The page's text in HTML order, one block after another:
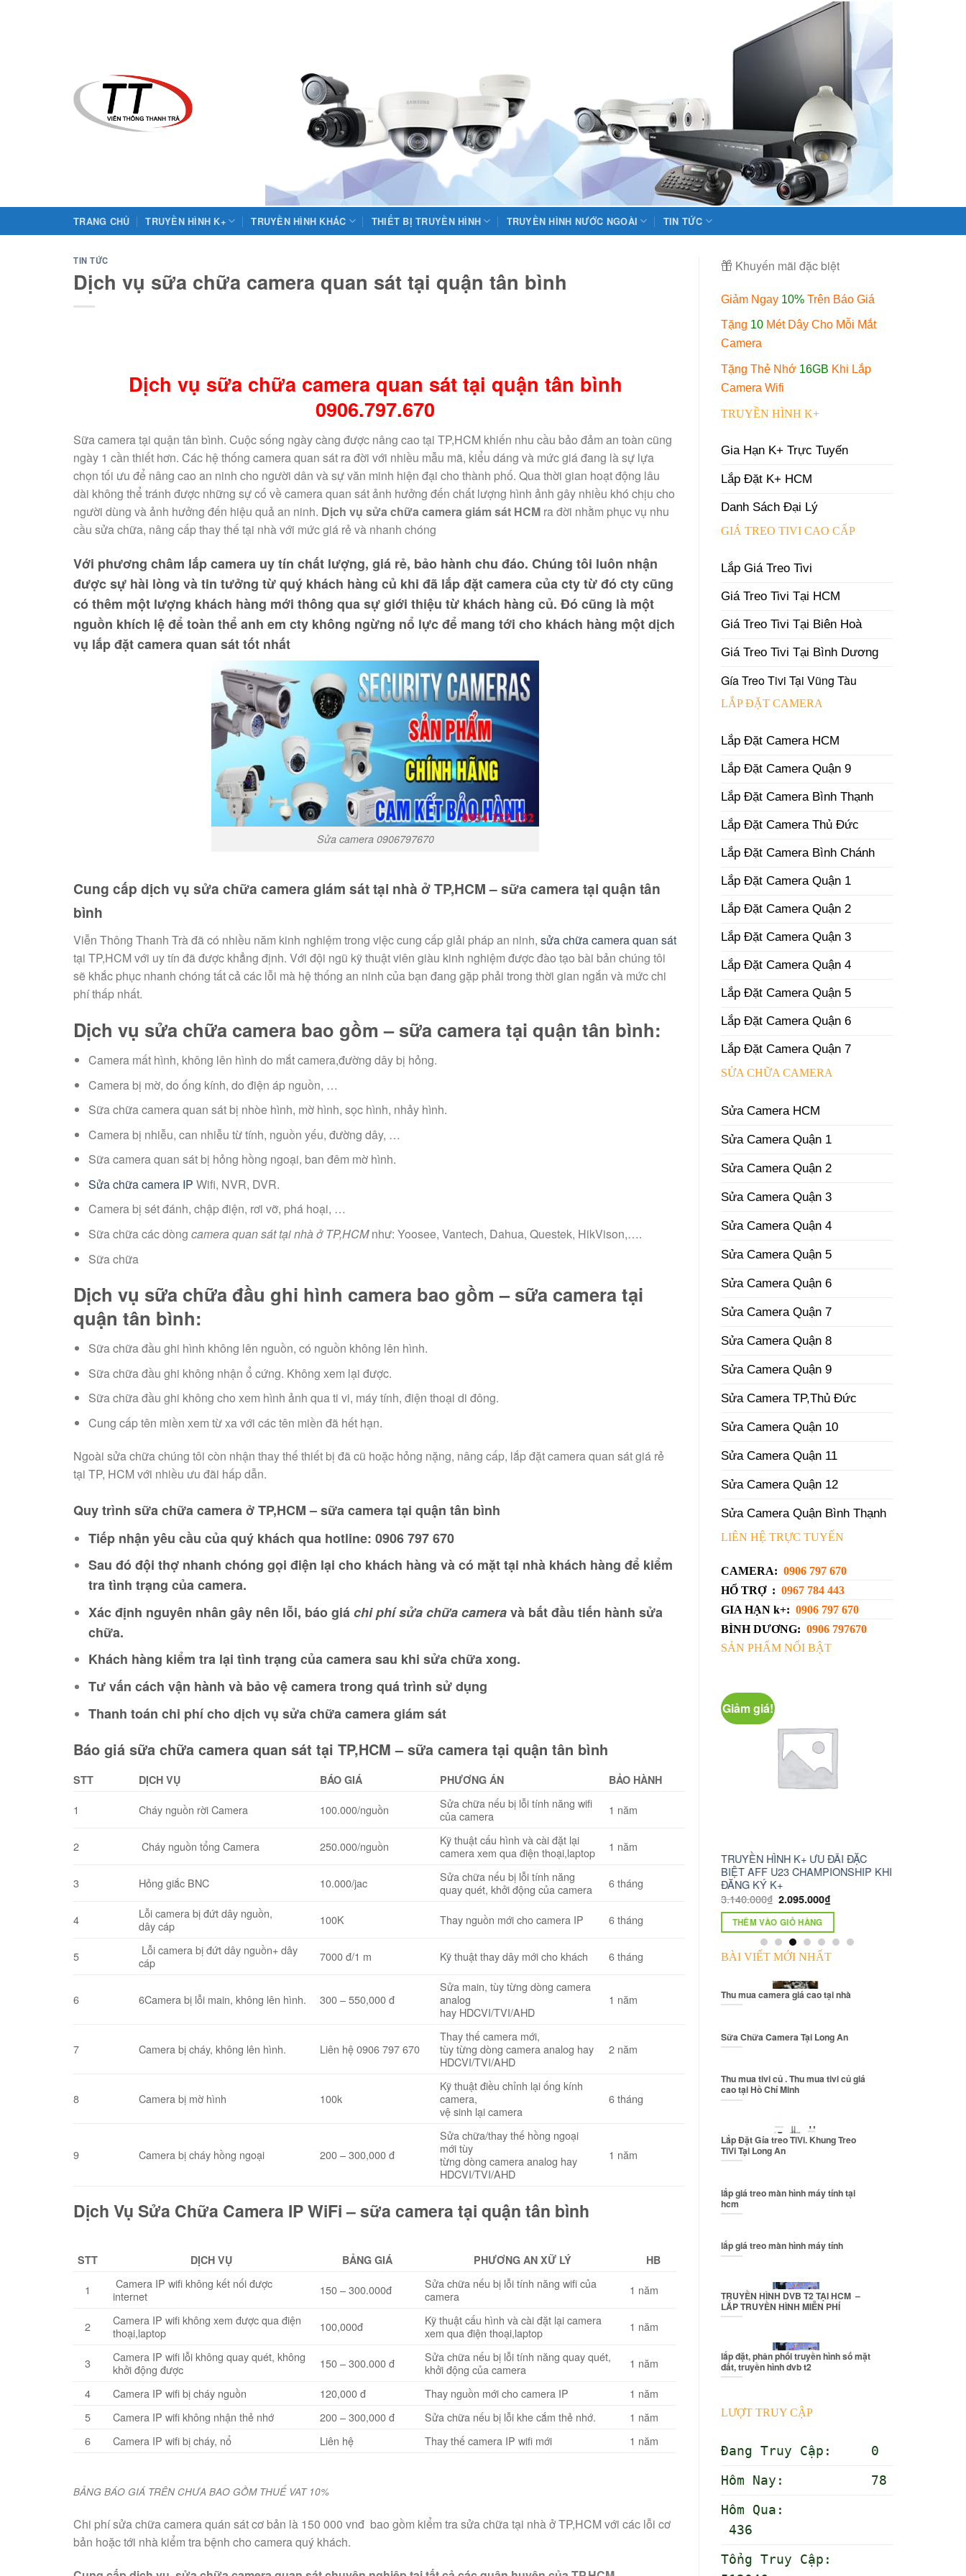
TRANG CHỦ TRUYỀN HÌNH K+ TRUYỀN HÌNH KHÁC THIẾT BỊ TRUYỀN HÌNH TRUYỀN HÌNH NƯỚC NGOÀI TIN TỨC
TIN TỨC
Dịch vụ sữa chữa camera quan sát tại quận tân bình
Dịch vụ sữa chữa camera quan sát tại quận tân bình
0906.797.670
Sữa camera tại quận tân bình. Cuộc sống ngày càng được nâng cao tại TP,HCM khiến nhu cầu bảo đảm an toàn cũng
ngày 1 cần thiết hơn. Các hệ thống camera quan sát ra đời với nhiều mẫu mã, kiểu dáng và mức giá đang là sự lựa
chọn tối ưu để nâng cao an ninh cho người dân và sự văn minh hiện đại cho thành phố. Qua thời gian hoạt động lâu
dài không thể tránh được những sự cố về camera quan sát ảnh hưởng đến chất lượng hình ảnh gây nhiều khó chịu cho
người dùng và ảnh hưởng đến hiệu quả an ninh. Dịch vụ sửa chữa camera giám sát HCM ra đời nhằm phục vụ nhu
cầu sửa chữa, nâng cấp thay thế tại nhà với mức giá rẻ và nhanh chóng
Với phương châm lắp camera uy tín chất lượng, giá rẻ, bảo hành chu đáo. Chúng tôi luôn nhận
được sự hài lòng và tin tưởng từ quý khách hàng củ khi đã lắp đặt camera của cty từ đó cty cũng
có thêm một lượng khách hàng mới thông qua sự giới thiệu từ khách hàng củ. Đó cũng là một
nguồn khích lệ để toàn thể anh em cty không ngừng nổ lực để mang tới cho khách hàng một dịch
vụ lắp đặt camera quan sát tốt nhất
Sửa camera 0906797670
Cung cấp dịch vụ sửa chữa camera giám sát tại nhà ở TP,HCM – sữa camera tại quận tân
bình
Viễn Thông Thanh Trà đã có nhiều năm kinh nghiệm trong việc cung cấp giải pháp an ninh, sửa chữa camera quan sát
tại TP,HCM với uy tín đã được khẳng định. Với đội ngũ kỹ thuật viên giàu kinh nghiệm được đào tạo bài bản chúng tôi
sẽ khắc phục nhanh chóng tất cả các lỗi mà hệ thống an ninh của bạn đang gặp phải trong thời gian ngắn và mức chi
phí thấp nhất.
Dịch vụ sửa chữa camera bao gồm – sữa camera tại quận tân bình:
Camera mất hình, không lên hình do mắt camera,đường dây bị hỏng.
Camera bị mờ, do ống kính, do điện áp nguồn, …
Sữa chữa camera quan sát bị nhòe hình, mờ hình, sọc hình, nhảy hình.
Camera bị nhiễu, can nhiễu từ tính, nguồn yếu, đường dây, …
Sữa camera quan sát bị hỏng hồng ngoại, ban đêm mờ hình.
Sửa chữa camera IP Wifi, NVR, DVR.
Camera bị sét đánh, chập điện, rơi vỡ, phá hoại, …
Sữa chữa các dòng camera quan sát tại nhà ở TP,HCMnhư: Yoosee, Vantech, Dahua, Questek, HikVison,….
Sữa chữa
Dịch vụ sữa chữa đầu ghi hình camera bao gồm – sữa camera tại
quận tân bình:
Sữa chữa đầu ghi hình không lên nguồn, có nguồn không lên hình.
Sữa chữa đầu ghi không nhận ổ cứng. Không xem lại được.
Sữa chữa đầu ghi không cho xem hình ảnh qua ti vi, máy tính, điện thoại di đông.
Cung cấp tên miền xem từ xa với các tên miền đã hết hạn.
Ngoài sửa chữa chúng tôi còn nhận thay thế thiết bị đã cũ hoặc hỏng nặng, nâng cấp, lắp đặt camera quan sát giá rẻ
tại TP, HCM với nhiều ưu đãi hấp dẫn.
Quy trình sữa chữa camera ở TP,HCM – sữa camera tại quận tân bình
Tiếp nhận yêu cầu của quý khách qua hotline: 0906 797 670
Sau đó đội thợ nhanh chóng gọi điện lại cho khách hàng và có mặt tại nhà khách hàng để kiểm
tra tình trạng của camera.
Xác định nguyên nhân gây nên lỗi, báo giáchi phí sửa chữa cameravà bắt đầu tiến hành sửa
chữa.
Khách hàng kiểm tra lại tình trạng của camera sau khi sửa chữa xong.
Tư vấn cách vận hành và bảo vệ camera trong quá trình sử dụng
Thanh toán chi phí cho dịch vụ sửa chữa camera giám sát
Báo giá sữa chữa camera quan sát tại TP,HCM – sữa camera tại quận tân bình
STT DỊCH VỤ BÁO GIÁ PHƯƠNG ÁN BẢO HÀNH
1 Cháy nguồn rời Camera 100.000/nguồn
Sửa chữa nếu bị lỗi tính năng wifi
của camera
1 năm
2 Cháy nguồn tổng Camera 250.000/nguồn
Kỹ thuật cấu hình và cài đặt lại
camera xem qua điện thoại,laptop
1 năm
3 Hỏng giắc BNC 10.000/jac
Sửa chữa nếu bị lỗi tính năng
quay quét, khởi động của camera
6 tháng
4
Lỗi camera bị đứt dây nguồn,
dây cáp
100K Thay nguồn mới cho camera IP 6 tháng
5
Lỗi camera bị đứt dây nguồn+ dây
cáp
7000 đ/1 m Kỹ thuật thay dây mới cho khách 6 tháng
6 6Camera bị lỗi main, không lên hình. 300 – 550,000 đ
Sửa main, tùy từng dòng camera
analog
hay HDCVI/TVI/AHD
1 năm
7 Camera bị cháy, không lên hình. Liên hệ 0906 797 670
Thay thế camera mới,
tùy từng dòng camera analog hay
HDCVI/TVI/AHD
2 năm
8 Camera bị mờ hình 100k
Kỹ thuật điều chỉnh lại ống kính
camera,
vệ sinh lại camera
6 tháng
9 Camera bị cháy hồng ngoại 200 – 300,000 đ
Sửa chữa/thay thế hồng ngoại
mới tùy
từng dòng camera analog hay
HDCVI/TVI/AHD
1 năm
Dịch Vụ Sửa Chữa Camera IP WiFi – sữa camera tại quận tân bình
STT DỊCH VỤ BẢNG GIÁ PHƯƠNG AN XỮ LÝ HB
1
Camera IP wifi không kết nối được
internet
150 – 300.000đ
Sửa chữa nếu bị lỗi tính năng wifi của
camera
1 năm
2
Camera IP wifi không xem được qua điện
thoại,laptop
100,000đ
Kỹ thuật cấu hình và cài đặt lại camera
xem qua điện thoại,laptop
1 năm
3
Camera IP wifi lỗi không quay quét, không
khởi động được
150 – 300.000 đ
Sửa chữa nếu bị lỗi tính năng quay quét,
khởi động của camera
1 năm
4
Camera IP wifi bị cháy nguồn 120,000 đ Thay nguồn mới cho camera IP
1 năm
5
Camera IP wifi không nhận thẻ nhớ 200 – 300,000 đ Sửa chữa nếu bị lỗi khe cắm thẻ nhớ.
1 năm
6
Camera IP wifi bị cháy, nổ Liên hệ Thay thế camera IP wifi mới 1 năm
BẢNG BÁO GIÁ TRÊN CHƯA BAO GỒM THUẾ VAT 10%
Chi phí sửa chữa camera quán sát cơ bản là 150 000 vnđ bao gồm kiểm tra sửa chữa tại nhà ở TP,HCM với các lỗi cơ
bản hoặc tới nhà kiểm tra bệnh cho camera quý khách.
Khuyến mãi đặc biệt
Giảm Ngay 10% Trên Báo Giá
Tặng 10 Mét Dây Cho Mỗi Mắt
Camera
Tặng Thẻ Nhớ 16GB Khi Lắp
Camera Wifi
TRUYỀN HÌNH K+
Gia Hạn K+ Trực Tuyến
Lắp Đặt K+ HCM
Danh Sách Đại Lý
GIÁ TREO TIVI CAO CẤP
Lắp Giá Treo Tivi
Giá Treo Tivi Tại HCM
Giá Treo Tivi Tại Biên Hoà
Giá Treo Tivi Tại Bình Dương
Gía Treo Tivi Tại Vũng Tàu
LẮP ĐẶT CAMERA
Lắp Đặt Camera HCM
Lắp Đặt Camera Quận 9
Lắp Đặt Camera Bình Thạnh
Lắp Đặt Camera Thủ Đức
Lắp Đặt Camera Bình Chánh
Lắp Đặt Camera Quận 1
Lắp Đặt Camera Quận 2
Lắp Đặt Camera Quận 3
Lắp Đặt Camera Quận 4
Lắp Đặt Camera Quận 5
Lắp Đặt Camera Quận 6
Lắp Đặt Camera Quận 7
SỬA CHỮA CAMERA
Sửa Camera HCM
Sửa Camera Quận 1
Sửa Camera Quận 2
Sửa Camera Quận 3
Sửa Camera Quận 4
Sửa Camera Quận 5
Sửa Camera Quận 6
Sửa Camera Quận 7
Sửa Camera Quận 8
Sửa Camera Quận 9
Sửa Camera TP,Thủ Đức
Sửa Camera Quận 10
Sửa Camera Quận 11
Sửa Camera Quận 12
Sửa Camera Quận Bình Thạnh
LIÊN HỆ TRỰC TUYẾN
CAMERA: 0906 797 670
HỔ TRỢ : 0967 784 443
GIA HẠN k+: 0906 797 670
BÌNH DƯƠNG: 0906 797670
SẢN PHẨM NỔI BẬT
Giảm giá! Giảm giá!
TRUYỀN HÌNH K+ ƯU ĐÃI ĐẶC
BIỆT AFF U23 CHAMPIONSHIP KHI
ĐĂNG KÝ K+
1.835.000₫ 1.030.000₫
THÊM VÀO GIỎ HÀNG
TRUYỀN HÌNH K+ ƯU ĐÃI ĐẶC
BIỆT AFF U23 CHAMPIONSHIP KHI
ĐĂNG KÝ K+
3.140.000
THÊM VÀO GIỎ HÀNG
Giảm giá!
camera wifi xoay 360 c6n
1.230.000₫ 750.000₫
THÊM VÀO GIỎ HÀNG
BÀI VIẾT MỚI NHẤT
Thu mua camera giá cao tại nhà
Sữa Chữa Camera Tại Long An
Thu mua tivi củ . Thu mua tivi củ giá
cao tại Hồ Chí Minh
Lắp Đặt Gía treo TiVi. Khung Treo
TiVi Tại Long An
lắp giá treo màn hình máy tính tại
hcm
lắp giá treo màn hình máy tính
TRUYỀN HÌNH DVB T2 TẠI HCM –
LẮP TRUYỀN HÌNH MIỄN PHÍ
lắp đặt, phân phối truyền hình số mặt
đất, truyền hình dvb t2
LƯỢT TRUY CẬP
Đang Truy Cập: 0
Hôm Nay: 78
Hôm Qua:
436
Tổng Truy Cập: